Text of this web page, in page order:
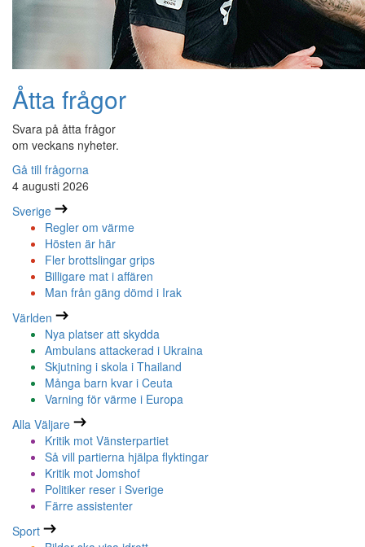
Åtta frågor
Svara på åtta frågor
om veckans nyheter.
Gå till frågorna
4 augusti 2026
Sverige
Regler om värme
Hösten är här
Fler brottslingar grips
Billigare mat i affären
Man från gäng dömd i Irak
Världen
Nya platser att skydda
Ambulans attackerad i Ukraina
Skjutning i skola i Thailand
Många barn kvar i Ceuta
Varning för värme i Europa
Alla Väljare
Kritik mot Vänsterpartiet
Så vill partierna hjälpa flyktingar
Kritik mot Jomshof
Politiker reser i Sverige
Färre assistenter
Sport